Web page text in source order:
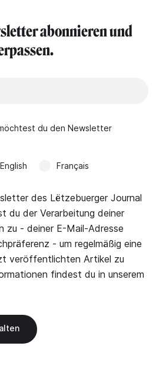
abonnieren und
du den Newsletter
English Français
des Lëtzebuerger Journal
du der Verarbeitung deiner
zu - deiner E-Mail-Adresse
- um regelmäßig eine
veröffentlichten Artikel zu
findest du in unserem